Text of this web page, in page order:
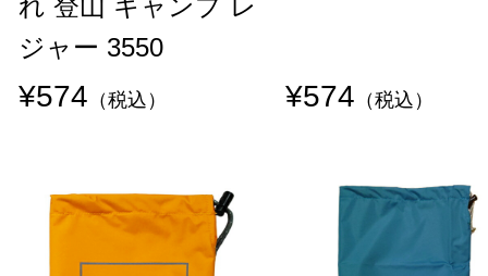
ジャー 3550
¥574 （税込） ¥574 （税込）